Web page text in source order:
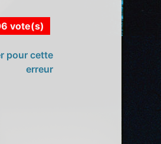
vote(s)
pour cette
erreur